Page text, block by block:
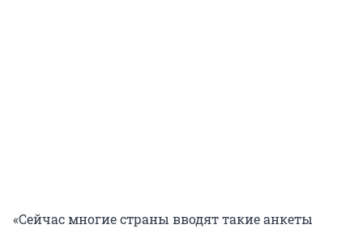
«Сейчас многие страны вводят такие анкеты